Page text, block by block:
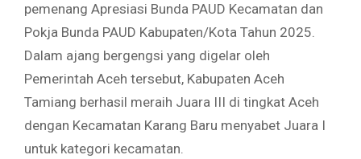
pemenang Apresiasi Bunda PAUD Kecamatan dan
Pokja Bunda PAUD Kabupaten/Kota Tahun 2025.
Dalam ajang bergengsi yang digelar oleh
Pemerintah Aceh tersebut, Kabupaten Aceh
Tamiang berhasil meraih Juara III di tingkat Aceh
dengan Kecamatan Karang Baru menyabet Juara I
untuk kategori kecamatan.